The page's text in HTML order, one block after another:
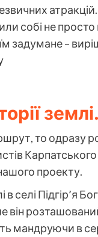
атракцій.
собі не
задумане –
землі.
то одразу
проекту.
селі Підгір’я
він
мандруючи в